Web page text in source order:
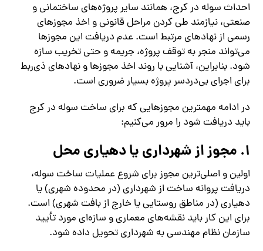
احداث سوله در کرج، همانند سایر پروژه‌های ساختمانی و
صنعتی، نیازمند طی کردن مراحل قانونی و اخذ مجوزهای
رسمی از نهادهای مرتبط است. عدم دریافت این مجوزها
می‌تواند منجر به توقف پروژه، جریمه و حتی تخریب سازه
شود. بنابراین، آشنایی با روند اخذ مجوزها و نهادهای ذی‌ربط
برای اجرای بی‌دردسر پروژه بسیار ضروری است.
در ادامه مهمترین مجوزهایی که برای ساخت سوله در کرج
باید دریافت شود را مرور می‌کنیم:
1. مجوز از شهرداری یا دهیاری محل
اولین و اصلی‌ترین مجوز برای شروع عملیات ساخت سوله،
دریافت پروانه ساخت از شهرداری (در محدوده شهری) یا
دهیاری (در مناطق روستایی یا خارج از بافت شهری) است.
برای این کار باید نقشه‌های معماری و سازه‌ای مورد تأیید
سازمان نظام مهندسی به شهرداری تحویل داده شود.